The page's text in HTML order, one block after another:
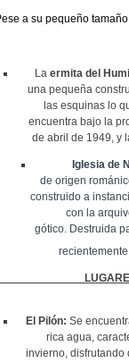
a su pequeño
La ermita del
una pequeña
las esquinas lo
encuentra bajo la
de abril de 1949, y
Iglesia de
de origen
construido a
con la
gótico. Destruida
El Pilón: Se
rica agua,
invierno, disfrutando